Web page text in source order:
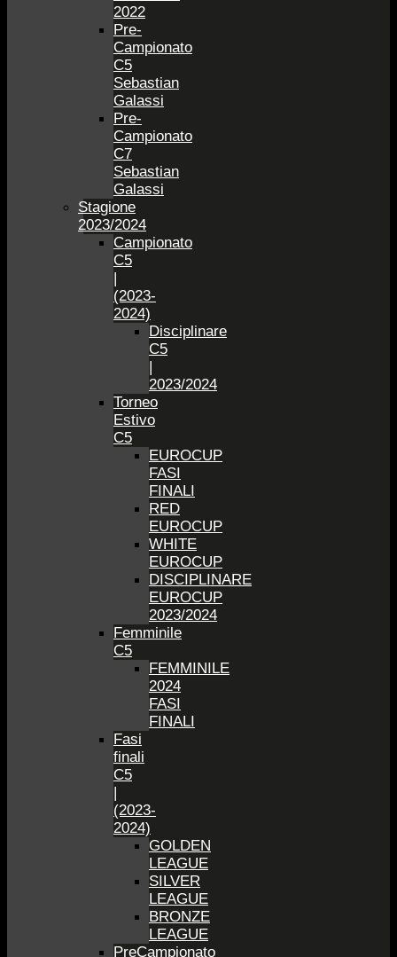
2022
Pre-
Campionato
C5
Sebastian
Galassi
Pre-
Campionato
C7
Sebastian
Galassi
Stagione
2023/2024
Campionato
C5
|
(2023-
2024)
Disciplinare
C5
|
2023/2024
Torneo
Estivo
C5
EUROCUP
FASI
FINALI
RED
EUROCUP
WHITE
EUROCUP
DISCIPLINARE
EUROCUP
2023/2024
Femminile
C5
FEMMINILE
2024
FASI
FINALI
Fasi
finali
C5
|
(2023-
2024)
GOLDEN
LEAGUE
SILVER
LEAGUE
BRONZE
LEAGUE
PreCampionato